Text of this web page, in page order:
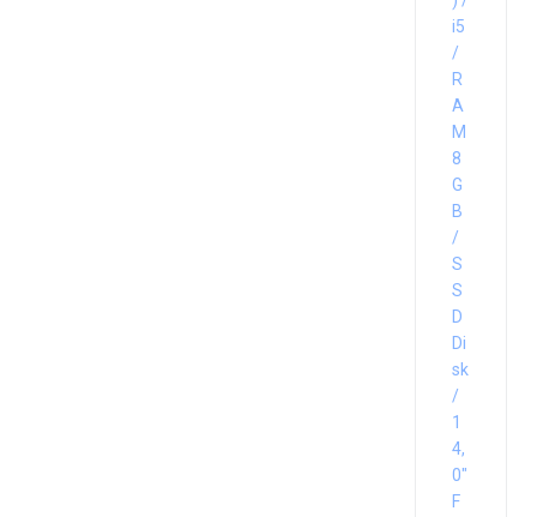
i5
/
R
A
M
8
G
B
/
S
S
D
Di
sk
/
1
4,
0″
F